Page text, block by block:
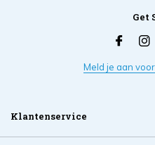
Get
Meld je aan
Klantenservice